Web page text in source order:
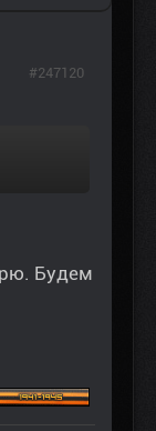
Будем
#247120